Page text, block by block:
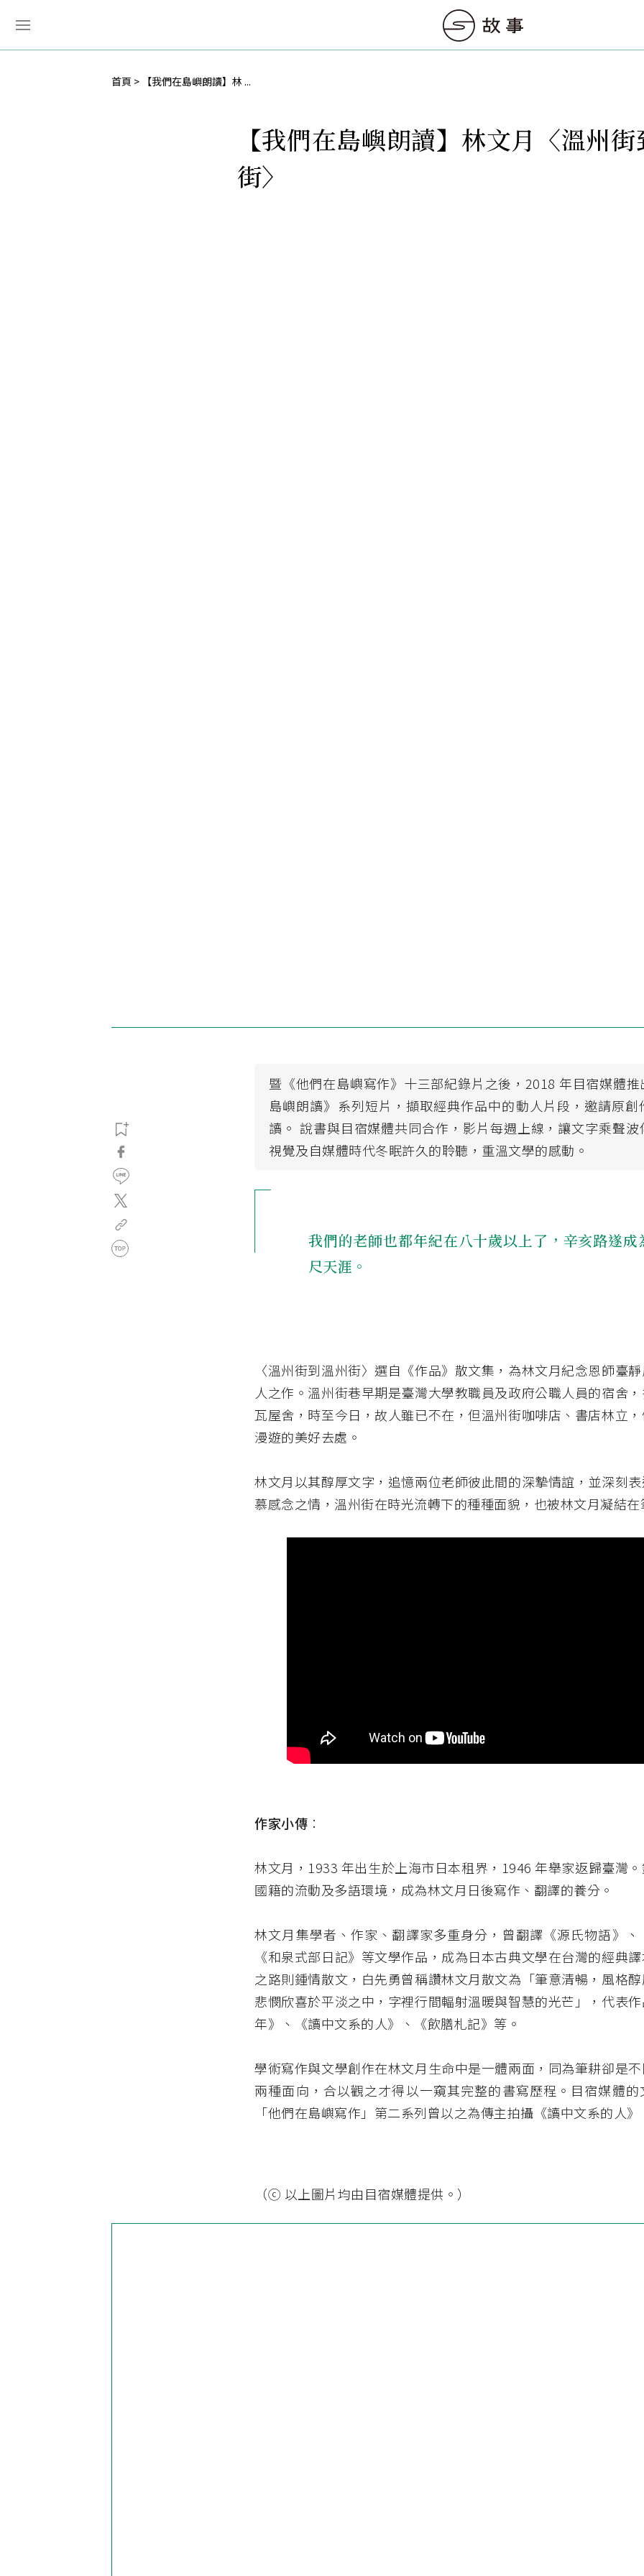
首頁 【我們在島嶼朗讀】林 ...
【我們在島嶼朗讀】林文月〈溫州
街〉
暨《他們在島嶼寫作》十三部紀錄片之後，2018 年目宿媒體
島嶼朗讀》系列短片，擷取經典作品中的動人片段，邀請原創
讀。 說書與目宿媒體共同合作，影片每週上線，讓文字乘聲
視覺及自媒體時代冬眠許久的聆聽，重溫文學的感動。
我們的老師也都年紀在八十歲以上了，辛亥路遂成
尺天涯。
〈溫州街到溫州街〉選自《作品》散文集，為林文月紀念恩師臺
人之作。溫州街巷早期是臺灣大學教職員及政府公職人員的宿舍
瓦屋舍，時至今日，故人雖已不在，但溫州街咖啡店、書店林立
漫遊的美好去處。
林文月以其醇厚文字，追憶兩位老師彼此間的深摯情誼，並深刻
慕感念之情，溫州街在時光流轉下的種種面貌，也被林文月凝結在
作家小傳 ：
林文月，1933 年出生於上海市日本租界，1946 年舉家返歸臺灣。
國籍的流動及多語環境，成為林文月日後寫作、翻譯的養分。
林文月集學者、作家、翻譯家多重身分，曾翻譯《源氏物語》、
《和泉式部日記》等文學作品，成為日本古典文學在台灣的經典
之路則鍾情散文，白先勇曾稱讚林文月散文為「筆意清暢，風格
悲憫欣喜於平淡之中，字裡行間輻射溫暖與智慧的光芒」，代表
年》、《讀中文系的人》、《飲膳札記》等。
學術寫作與文學創作在林文月生命中是一體兩面，同為筆耕卻是
兩種面向，合以觀之才得以一窺其完整的書寫歷程。目宿媒體的
「他們在島嶼寫作」第二系列曾以之為傳主拍攝《讀中文系的人》
（ⓒ 以上圖片均由目宿媒體提供。）